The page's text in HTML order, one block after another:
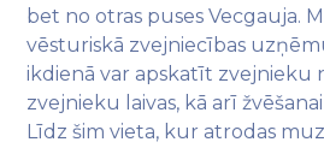
bet no otras puses Vecgauja.
vēsturiskā zvejniecības
ikdienā var apskatīt zvejnieku
zvejnieku laivas, kā arī
Līdz šim vieta, kur atrodas